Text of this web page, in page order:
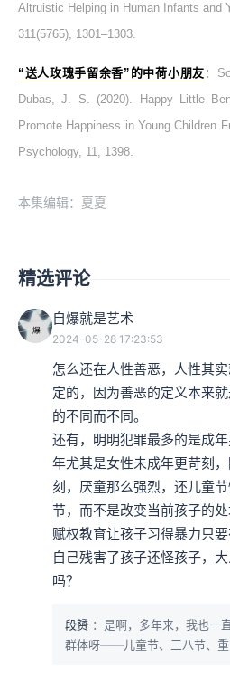
Altruistic Helping in Human Infants and
311(5765), 1301–1303.
“送人玫瑰手留余香”的中荷小朋友 ：
Dubas, J. S. (2020). Happy Little
Promote Happiness in Young Children
Psychology, 11, 1398.
本集编辑：夏夏
精选评论
自爆就是艺术
2024-05-28 17:23:53
怎么还在人性善恶，人性其
定的，因为善恶的定义本来
的不同而不同。
还有，明明犯罪最多的是成
年尤其是女性未成年更苛刻
刻，厌童那么强烈，还儿童
节，而不是改变当前孩子的
赋权教育让孩子习得暴力只
自己残害了孩子还怪孩子，
吗？
段赟 ：是啊，多年来，我也一
群体呀——儿童节、三八节、